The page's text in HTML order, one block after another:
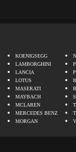
KOENIGSEGG
LAMBORGHINI
LANCIA
LOTUS
MASERATI
MAYBACH
MCLAREN
MERCEDES BENZ
MORGAN